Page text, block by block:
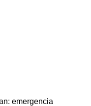
emergencia